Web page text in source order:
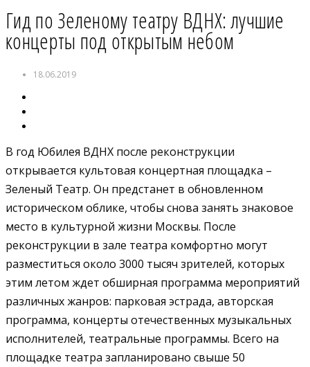
Гид по Зеленому театру ВДНХ: лучшие
концерты под открытым небом
18.06.2019
В год Юбилея ВДНХ после реконструкции
открывается культовая концертная площадка –
Зеленый Театр. Он предстанет в обновленном
историческом облике, чтобы снова занять знаковое
место в культурной жизни Москвы. После
реконструкции в зале театра комфортно могут
разместиться около 3000 тысяч зрителей, которых
этим летом ждет обширная программа мероприятий
различных жанров: парковая эстрада, авторская
программа, концерты отечественных музыкальных
исполнителей, театральные программы. Всего на
площадке театра запланировано свыше 50